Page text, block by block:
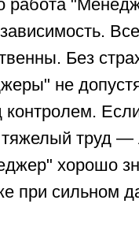
Без страха
не допустят
Если
труд —
хорошо знают
сильном